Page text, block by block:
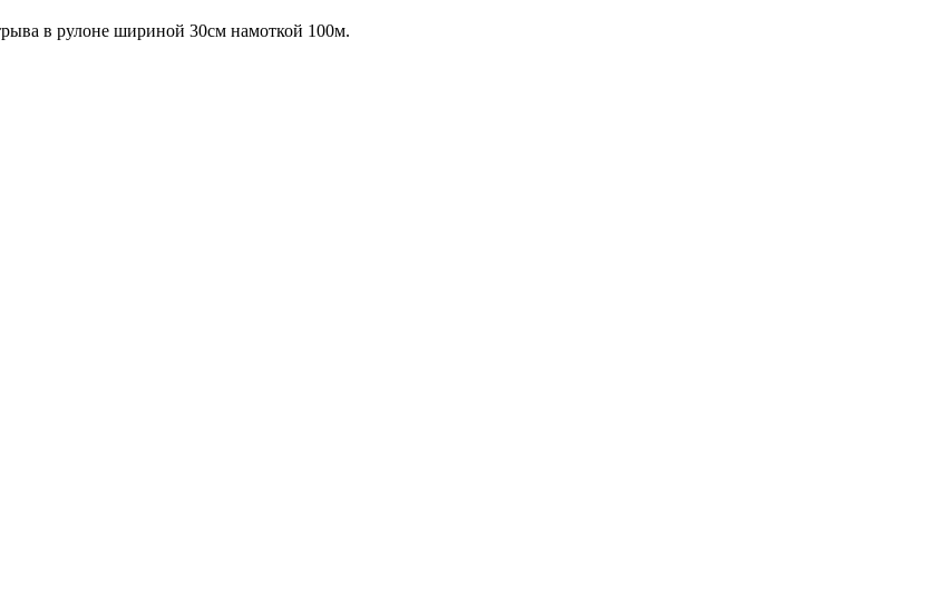
в рулоне шириной 30см намоткой 100м.